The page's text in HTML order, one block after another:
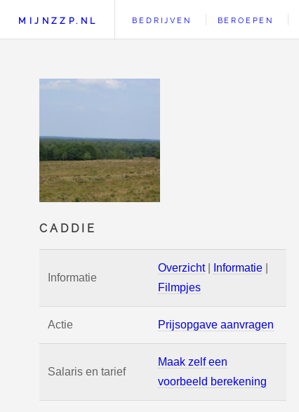
CADDIE
Informatie
Overzicht| Informatie
Filmpjes
Actie Prijsopgave aanvragen
Salaris en tarief
Maak zelf een
voorbeeld berekening
MIJNZZP.NL BEDRIJVEN BEROEPEN